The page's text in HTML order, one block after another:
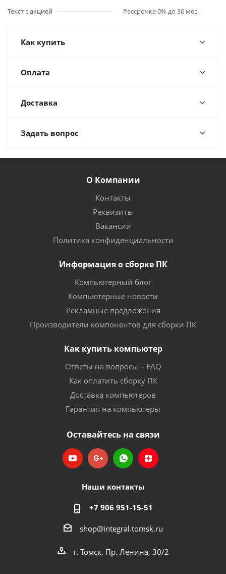
Текст с акцией Рассрочка 0% до 36 мес.
Как купить
Оплата
Доставка
Задать вопрос
О Компании
Контакты
Реквизиты
Вакансии
Политика конфиденциальности
Информация о сборке ПК
Компьютерный блог
Компьютерные новости
Рекламные предложения
Производители компонентов для сборки ПК
Как купить компьютер
Ответы на вопросы – FAQ
Как оплатить сборку ПК
Доставка компьютеров
Гарантия на компьютеры
Оставайтесь на связи
Наши контакты
+7 906 951-15-51
shop@integral.tomsk.ru
г. Томск, Пр. Ленина, 30/2